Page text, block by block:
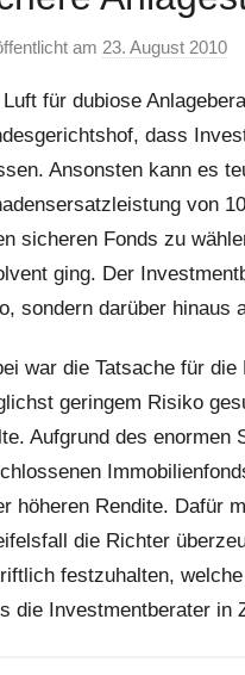
am 23. August 2010v
n
C
h
r
i
s
Luft für dubiose
dass
Ansonsten kann es
von
sicheren Fonds zu
ging. Der
sondern darüber hinaus
war die Tatsache für
geringem Risiko
Aufgrund des
höheren Rendite. Dafür
die Richter
festzuhalten,
die Investmentberater in